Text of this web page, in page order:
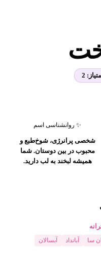
امتیاز: 2
✨ روانشناسی اسم
شخصی پرانرژی، شوخ‌طبع و
محبوب در بین دوستان. شما
همیشه لبخند به لب دارید.
سا آبانداد آبسالان